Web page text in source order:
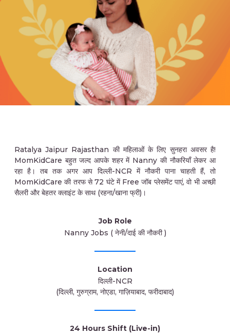
Ratalya Jaipur Rajasthan की महिलाओं के लिए सुनहरा अवसर है!
MomKidCare बहुत जल्द आपके शहर में Nanny की नौकरियाँ लेकर आ
रहा है। तब तक अगर आप दिल्ली-NCR में नौकरी पाना चाहती हैं, तो
MomKidCare की तरफ से 72 घंटे में Free जॉब प्लेसमेंट पाएं, वो भी अच्छी
सैलरी और बेहतर क्लाइंट के साथ (रहना/खाना फ्री)।
Job Role
Nanny Jobs ( नेनी/दाई की नौकरी )
Location
दिल्ली-NCR
(दिल्ली, गुरुग्राम, नोएडा, गाज़ियाबाद, फरीदाबाद)
24 Hours Shift (Live-in)